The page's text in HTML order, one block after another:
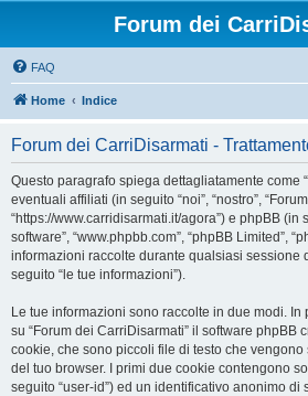
Forum dei
FAQ
Home Indice
Forum dei CarriDisarmati -
Questo paragrafo spiega dettagliatamente come
eventuali affiliati (in seguito “noi”, “nostro”,
“https://www.carridisarmati.it/agora”) e phpBB (in
software”, “www.phpbb.com”, “phpBB Limited”,
informazioni raccolte durante qualsiasi sessione
seguito “le tue informazioni”).
Le tue informazioni sono raccolte in due modi.
su “Forum dei CarriDisarmati” il software phpBB
cookie, che sono piccoli file di testo che
del tuo browser. I primi due cookie contengono
seguito “user-id”) ed un identificativo anonimo di